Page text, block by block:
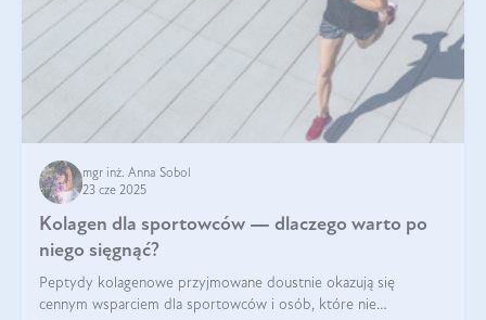
mgr inż. Anna Sobol
23 cze 2025
Kolagen dla sportowców — dlaczego warto po
niego sięgnąć?
Peptydy kolagenowe przyjmowane doustnie okazują się
cennym wsparciem dla sportowców i osób, które nie